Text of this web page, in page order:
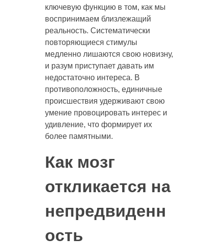
ключевую функцию в том, как мы
воспринимаем близлежащий
реальность. Систематически
повторяющиеся стимулы
медленно лишаются свою новизну,
и разум приступает давать им
недостаточно интереса. В
противоположность, единичные
происшествия удерживают свою
умение провоцировать интерес и
удивление, что формирует их
более памятными.
Как мозг
откликается на
непредвиденн
ость